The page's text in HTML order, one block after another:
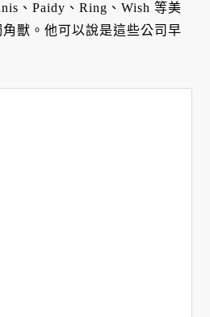
、Paidy、Ring、Wish 等美
獸。他可以說是這些公司早